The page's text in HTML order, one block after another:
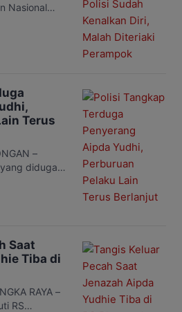
Anumerta
Nasional
Choirul
telah
Kalemei,
beberapa
disampaikan
lokasi
Tengah
Terus
–
diduga
bandar
Tim
Tengah.
sebuah
Tumbang
Tengah.
Saat
Tiba di
RAYA –
RS